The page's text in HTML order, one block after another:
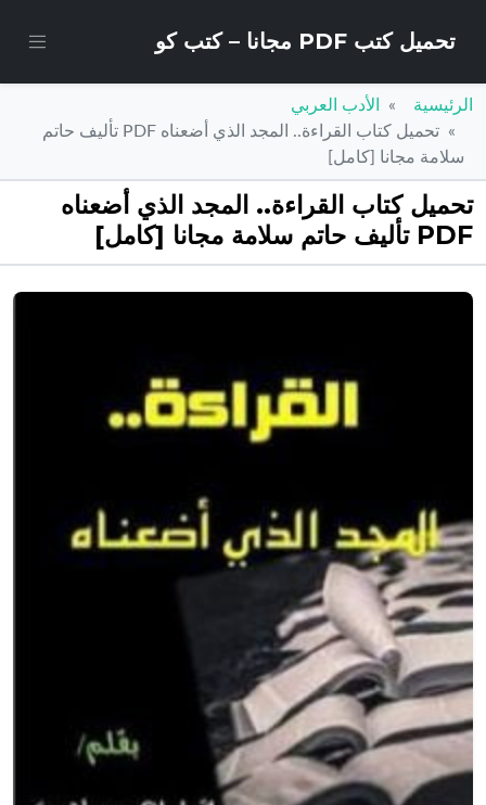
تحميل كتب PDF مجانا – كتب كو
الرئيسية
الأدب العربي
تحميل كتاب القراءة.. المجد الذي أضعناه PDF تأليف حاتم
سلامة مجانا [كامل]
تحميل كتاب القراءة.. المجد الذي أضعناه
PDF تأليف حاتم سلامة مجانا [كامل]